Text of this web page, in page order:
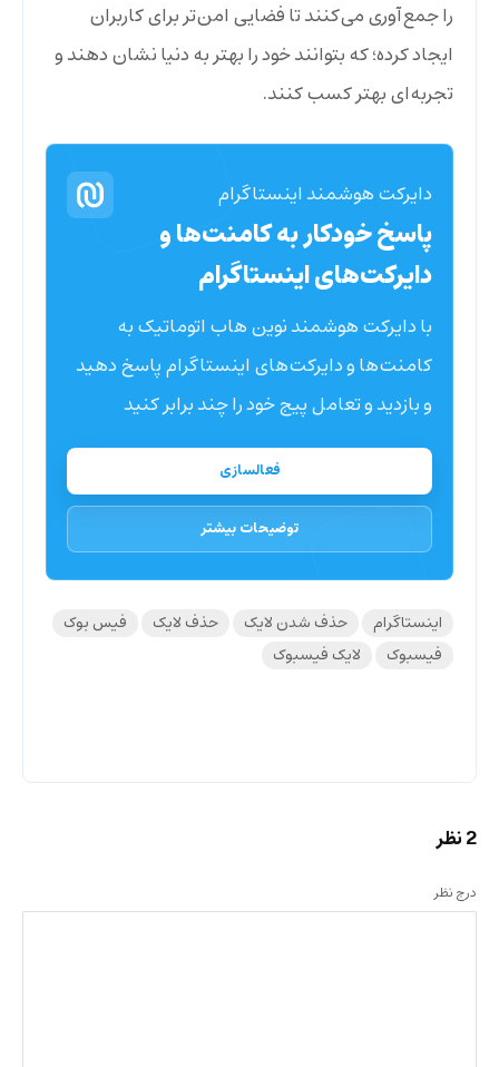
را جمع‌آوری می‌کنند تا فضایی امن‌تر برای کاربران
ایجاد کرده؛ که بتوانند خود را بهتر به دنیا نشان دهند و
تجربه‌ای بهتر کسب کنند.
دایرکت هوشمند اینستاگرام
پاسخ خودکار به کامنت‌ها و
دایرکت‌های اینستاگرام
با دایرکت هوشمند نوین هاب اتوماتیک به
کامنت‌ها و دایرکت‌های اینستاگرام پاسخ دهید
و بازدید و تعامل پیج خود را چند برابر کنید
فعالسازی
توضیحات بیشتر
اینستاگرام حذف شدن لایک حذف لایک
فیس بوک
فیسبوک
لایک فیسبوک
2 نظر
درج نظر